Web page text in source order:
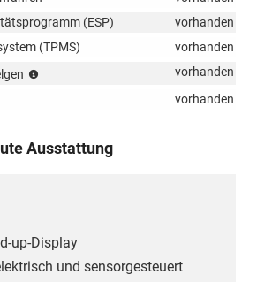
(ESP)
vorhanden
(TPMS)
vorhanden
vorhanden
vorhanden
Ausstattung
up-Display
und sensorgesteuert